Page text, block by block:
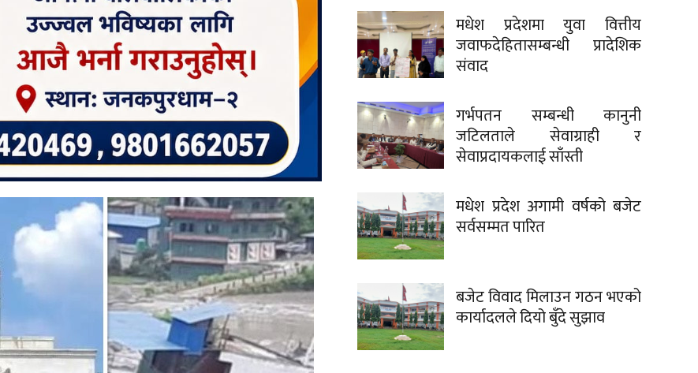
मधेश प्रदेशमा युवा वित्तीय
जवाफदेहितासम्बन्धी प्रादेशिक
संवाद
गर्भपतन सम्बन्धी कानुनी
जटिलताले सेवाग्राही र
सेवाप्रदायकलाई साँस्ती
मधेश प्रदेश अगामी वर्षको बजेट
सर्वसम्मत पारित
बजेट विवाद मिलाउन गठन भएको
कार्यादलले दियो बुँदे सुझाव